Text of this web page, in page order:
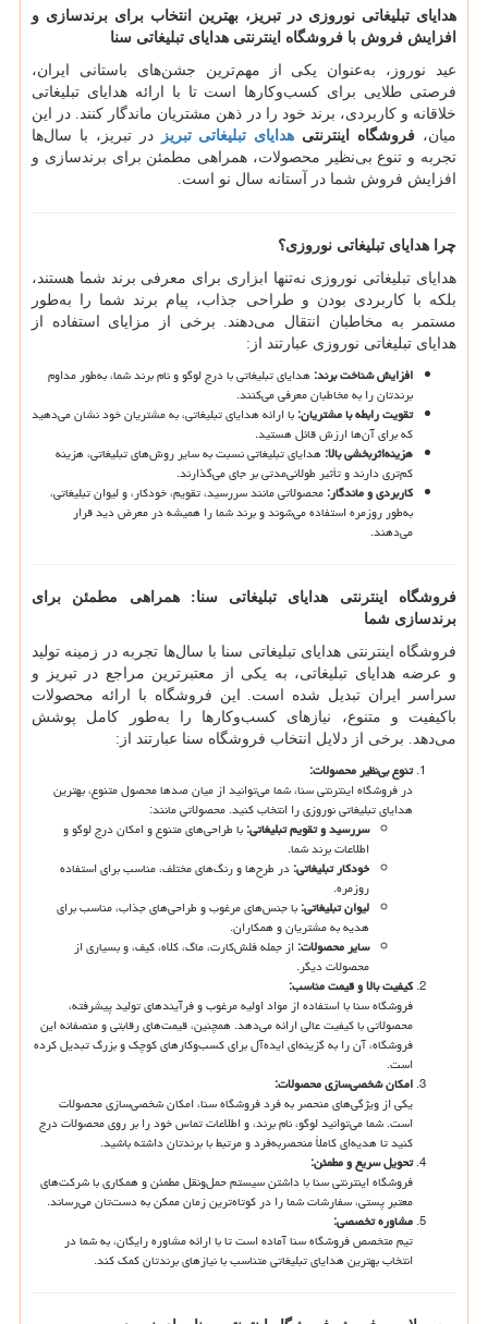
هدایای تبلیغاتی نوروزی در تبریز، بهترین انتخاب برای برندسازی و
افزایش فروش با فروشگاه اینترنتی هدایای تبلیغاتی سنا
عید نوروز، به‌عنوان یکی از مهم‌ترین جشن‌های باستانی ایران،
فرصتی طلایی برای کسب‌وکارها است تا با ارائه هدایای تبلیغاتی
خلاقانه و کاربردی، برند خود را در ذهن مشتریان ماندگار کنند. در این
میان، فروشگاه اینترنتی هدایای تبلیغاتیتبریز
در تبریز، با سال‌ها
تجربه و تنوع بی‌نظیر محصولات، همراهی مطمئن برای برندسازی و
افزایش فروش شما در آستانه سال نو است.
چرا هدایای تبلیغاتی نوروزی؟
هدایای تبلیغاتی نوروزی نه‌تنها ابزاری برای معرفی برند شما هستند،
بلکه با کاربردی بودن و طراحی جذاب، پیام برند شما را به‌طور
مستمر به مخاطبان انتقال می‌دهند. برخی از مزایای استفاده از
هدایای تبلیغاتی نوروزی عبارتند از:
افزایش شناخت برند: هدایای تبلیغاتی با درج لوگو و نام برند شما، به‌طور مداوم
برندتان را به مخاطبان معرفی می‌کنند.
تقویت رابطه با مشتریان:با ارائه هدایای تبلیغاتی، به مشتریان خود نشان می‌دهید
که برای آن‌ها ارزش قائل هستید.
هزینه‌اثربخشی بالا: هدایای تبلیغاتی نسبت به سایر روش‌های تبلیغاتی، هزینه
کم‌تری دارند و تأثیر طولانی‌مدتی بر جای می‌گذارند.
کاربردی و ماندگار:محصولاتی مانند سررسید، تقویم، خودکار، و لیوان تبلیغاتی،
به‌طور روزمره استفاده می‌شوند و برند شما را همیشه در معرض دید قرار
می‌دهند.
فروشگاه اینترنتی هدایای تبلیغاتی سنا: همراهی مطمئن برای
برندسازی شما
فروشگاه اینترنتی هدایای تبلیغاتی سنا با سال‌ها تجربه در زمینه تولید
و عرضه هدایای تبلیغاتی، به یکی از معتبرترین مراجع در تبریز و
سراسر ایران تبدیل شده است. این فروشگاه با ارائه محصولات
باکیفیت و متنوع، نیازهای کسب‌وکارها را به‌طور کامل پوشش
می‌دهد. برخی از دلایل انتخاب فروشگاه سنا عبارتند از:
تنوع بی‌نظیر محصولات:
در فروشگاه اینترنتی سنا، شما می‌توانید از میان صدها محصول متنوع، بهترین
هدایای تبلیغاتی نوروزی را انتخاب کنید. محصولاتی مانند:
سررسید و تقویم تبلیغاتی:با طراحی‌های متنوع و امکان درج لوگو و
اطلاعات برند شما.
خودکار تبلیغاتی:در طرح‌ها و رنگ‌های مختلف، مناسب برای استفاده
روزمره.
لیوان تبلیغاتی:با جنس‌های مرغوب و طراحی‌های جذاب، مناسب برای
هدیه به مشتریان و همکاران.
سایر محصولات:از جمله فلش‌کارت، ماگ، کلاه، کیف، و بسیاری از
محصولات دیگر.
کیفیت بالا و قیمت مناسب:
فروشگاه سنا با استفاده از مواد اولیه مرغوب و فرآیندهای تولید پیشرفته،
محصولاتی با کیفیت عالی ارائه می‌دهد. همچنین، قیمت‌های رقابتی و منصفانه این
فروشگاه، آن را به گزینه‌ای ایده‌آل برای کسب‌وکارهای کوچک و بزرگ تبدیل کرده
است.
امکان شخصی‌سازی محصولات:
یکی از ویژگی‌های منحصر به فرد فروشگاه سنا، امکان شخصی‌سازی محصولات
است. شما می‌توانید لوگو، نام برند، و اطلاعات تماس خود را بر روی محصولات درج
کنید تا هدیه‌ای کاملاً منحصربه‌فرد و مرتبط با برندتان داشته باشید.
تحویل سریع و مطمئن:
فروشگاه اینترنتی سنا با داشتن سیستم حمل‌ونقل مطمئن و همکاری با شرکت‌های
معتبر پستی، سفارشات شما را در کوتاه‌ترین زمان ممکن به دست‌تان می‌رساند.
مشاوره تخصصی:
تیم متخصص فروشگاه سنا آماده است تا با ارائه مشاوره رایگان، به شما در
انتخاب بهترین هدایای تبلیغاتی متناسب با نیازهای برندتان کمک کند.